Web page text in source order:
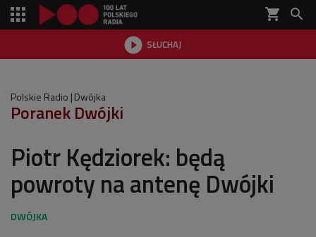
shopping_cart 
 SŁUCHAJ

Polskie Radio Dwójka
Poranek Dwójki
Piotr Kędziorek: będą
powroty na antenę Dwójki